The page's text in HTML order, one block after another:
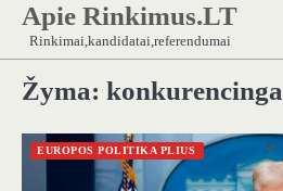
Skip
content
Apie Rinkimus.LT
Rinkimai,kandidatai,referendumai
Žyma: konkurencinga
EUROPOS POLITIKA PLIUS